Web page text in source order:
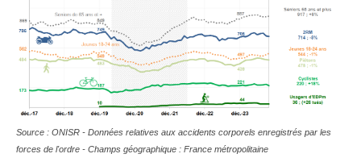
Source : ONISR - Données relatives aux accidents corporels enregistrés par les
forces de l'ordre - Champs géographique : France métropolitaine